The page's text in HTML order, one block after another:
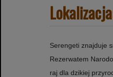
Serengeti znajduje
Rezerwatem
raj dla dzikiej